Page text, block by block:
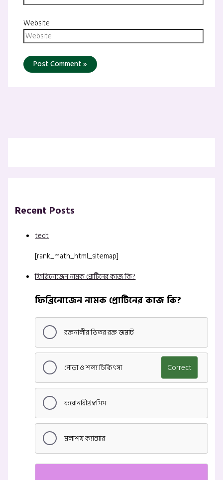
Website
Recent Posts
tedt
[rank_math_html_sitemap]
ফিব্রিনোজেন নামক প্রোটিনের কাজ কি?
ফিব্রিনোজেন নামক প্রোটিনের কাজ কি?
রক্তনালীর ভিতর রক্ত জমাট
পোড়া ও শল্য চিকিৎসা Correct
করোনারীথ্রম্বসিস
মলাশয় ক্যান্সার